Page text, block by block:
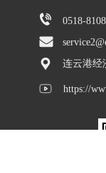
0518-
连云港经
https://